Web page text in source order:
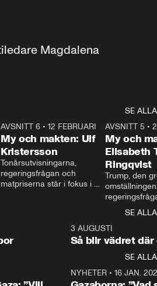
Magdalena
SE ALLA
27:30
AVSNITT 6 •12 FEBRUARI
My och makten: Ulf
Kristersson
Tonårsutvisningarna,
regeringsfrågan och
matpriserna står i fokus i
Rohwedder ställer
statsminister Ulf Kristersson
AVSNITT 5 •
My och
Elisabeth
Ringqvist
Trump, den
centrum i
avsnittet av
Makten”. Se
Aftonbladets
Rohwedder
Thand Ring
SE ALLA
3 AUGUSTI
Så blir vädret där
SE ALLA
NYHETER• 16 JAN.